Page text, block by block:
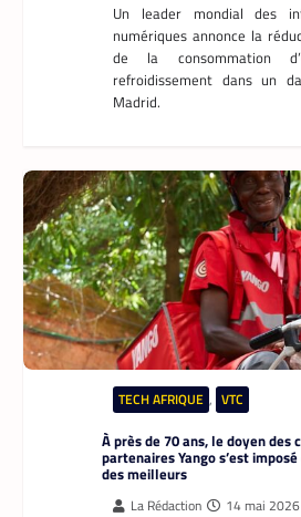
Un leader mondial des
numériques annonce la
de la consommation
refroidissement dans un
Madrid.
TECH AFRIQUE , VTC
À près de 70 ans, le doyen des
partenaires Yango s’est
des meilleurs
La Rédaction 14 mai 2026